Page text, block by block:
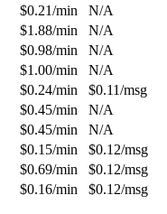
$0.21/min
N/A
$1.88/min
N/A
$0.98/min
N/A
$1.00/min
N/A
$0.24/min $0.11/msg
$0.45/min
N/A
$0.45/min
N/A
$0.15/min $0.12/msg
$0.69/min $0.12/msg
$0.16/min $0.12/msg